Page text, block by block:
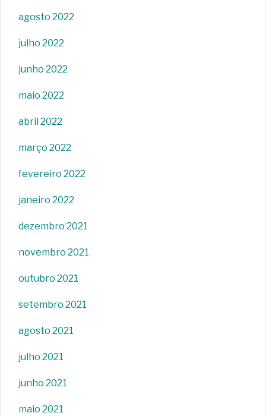
agosto 2022
julho 2022
junho 2022
maio 2022
abril 2022
março 2022
fevereiro 2022
janeiro 2022
dezembro 2021
novembro 2021
outubro 2021
setembro 2021
agosto 2021
julho 2021
junho 2021
maio 2021